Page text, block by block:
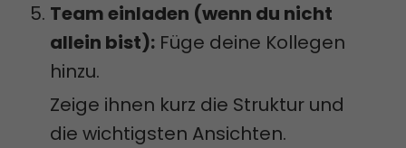
Team einladen (wenn du nicht
allein bist): Füge deine Kollegen
hinzu.
Zeige ihnen kurz die Struktur und
die wichtigsten Ansichten.